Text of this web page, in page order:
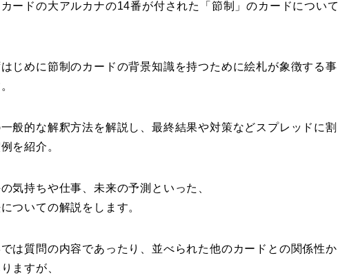
ードの大アルカナの14番が付された「節制」のカードについて
じめに節制のカードの背景知識を持つために絵札が象徴する事
般的な解釈方法を解説し、最終結果や対策などスプレッドに割
を紹介。
気持ちや仕事、未来の予測といった、
ついての解説をします。
は質問の内容であったり、並べられた他のカードとの関係性か
ますが、